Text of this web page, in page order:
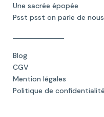
Une sacrée épopée
Psst psst on parle de nous
Blog
CGV
Mention légales
Politique de confidentialité